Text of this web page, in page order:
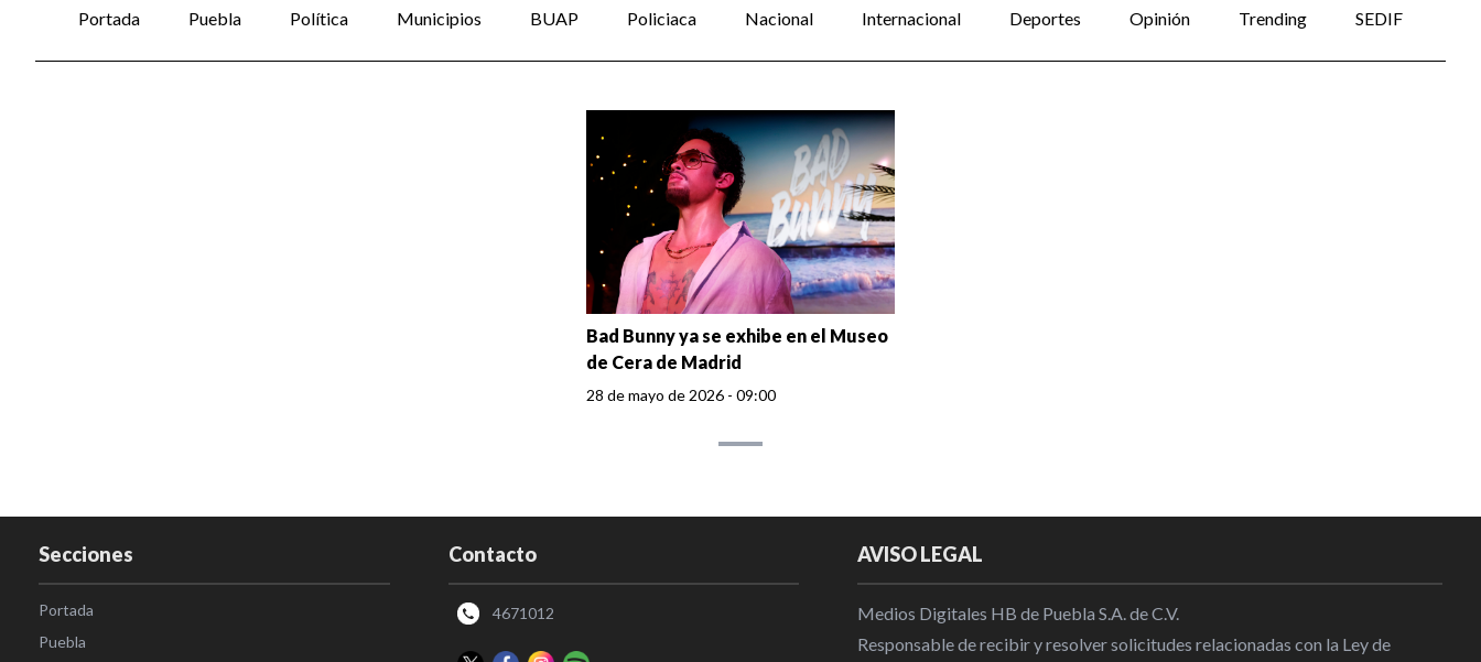
Portada Puebla Política Municipios BUAP Policiaca Nacional Internacional Deportes Opinión Trending SEDIF
Bad Bunny ya se exhibe en el Museo
de Cera de Madrid
28 de mayo de 2026 - 09:00
Secciones
Portada
Puebla
Contacto
4671012
AVISO LEGAL
Medios Digitales HB de Puebla S.A. de C.V.
Responsable de recibir y resolver solicitudes relacionadas con la Ley de